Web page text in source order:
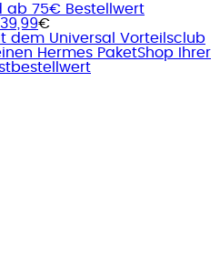
ab 75€ Bestellwert
€
dem Universal Vorteilsclub
Hermes PaketShop Ihrer